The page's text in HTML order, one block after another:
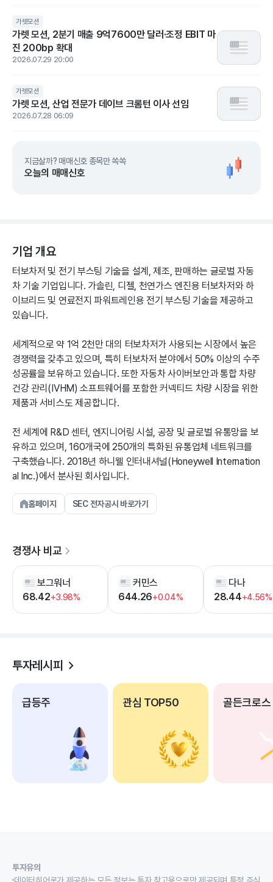
가렛모션
가렛 모션, 2분기 매출 9억7600만 달러·조정 EBIT 마
진 200bp 확대
2026.07.29 20:00
가렛모션
가렛 모션, 산업 전문가 데이브 크롬턴 이사 선임
2026.07.28 06:09
지금살까? 매매신호 종목만 쏙쏙
오늘의 매매신호
기업 개요
터보차저 및 전기 부스팅 기술을 설계, 제조, 판매하는 글로벌 자동
차 기술 기업입니다. 가솔린, 디젤, 천연가스 엔진용 터보차저와 하
이브리드 및 연료전지 파워트레인용 전기 부스팅 기술을 제공하고
있습니다.
세계적으로 약 1억 2천만 대의 터보차저가 사용되는 시장에서 높은
경쟁력을 갖추고 있으며, 특히 터보차저 분야에서 50% 이상의 수주
성공률을 보유하고 있습니다. 또한 자동차 사이버보안과 통합 차량
건강 관리(IVHM) 소프트웨어를 포함한 커넥티드 차량 시장을 위한
제품과 서비스도 제공합니다.
전 세계에 R&D 센터, 엔지니어링 시설, 공장 및 글로벌 유통망을 보
유하고 있으며, 160개국에 250개의 특화된 유통업체 네트워크를
구축했습니다. 2018년 하니웰 인터내셔널(Honeywell Internation
al Inc.)에서 분사된 회사입니다.
홈페이지 SEC 전자공시 바로가기
경쟁사 비교
보그워너
68.42+3.98%
커민스
644.26+0.04%
다나
28.44+4.56%
투자레시피
급등주 관심 TOP50 골든크로스
투자유의